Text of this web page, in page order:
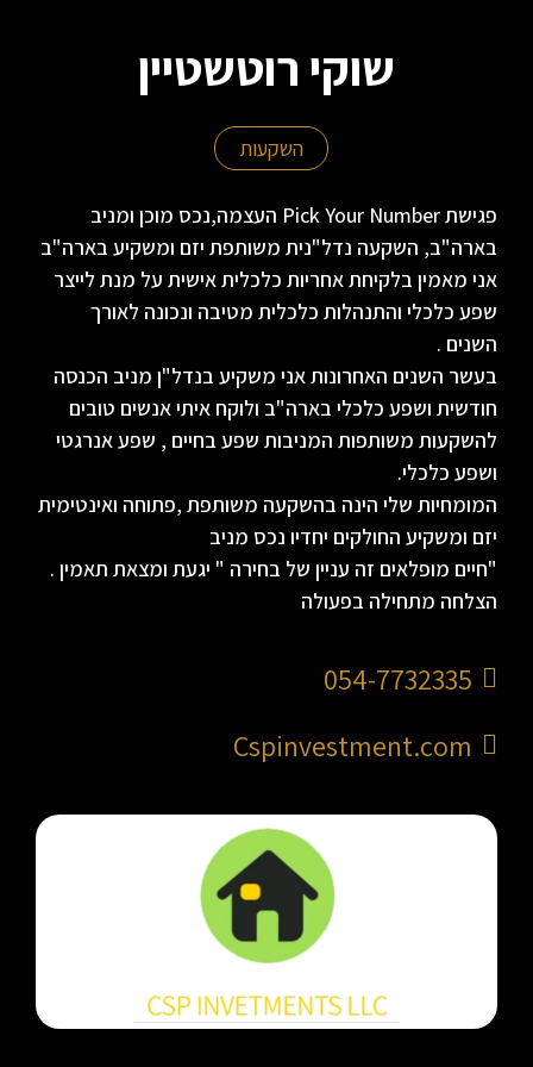
שוקי רוטשטיין
השקעות
פגישת Pick Your Number העצמה,נכס מוכן ומניב
בארה"ב, השקעה נדל"נית משותפת יזם ומשקיע בארה"ב
אני מאמין בלקיחת אחריות כלכלית אישית על מנת לייצר
שפע כלכלי והתנהלות כלכלית מטיבה ונכונה לאורך
השנים .
בעשר השנים האחרונות אני משקיע בנדל"ן מניב הכנסה
חודשית ושפע כלכלי בארה"ב ולוקח איתי אנשים טובים
להשקעות משותפות המניבות שפע בחיים , שפע אנרגטי
ושפע כלכלי.
המומחיות שלי הינה בהשקעה משותפת ,פתוחה ואינטימית
יזם ומשקיע החולקים יחדיו נכס מניב
"חיים מופלאים זה עניין של בחירה " יגעת ומצאת תאמין .
הצלחה מתחילה בפעולה
054-7732335
Cspinvestment.com